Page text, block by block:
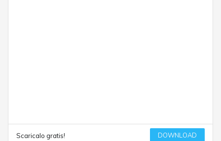
Scaricalo gratis! DOWNLOAD